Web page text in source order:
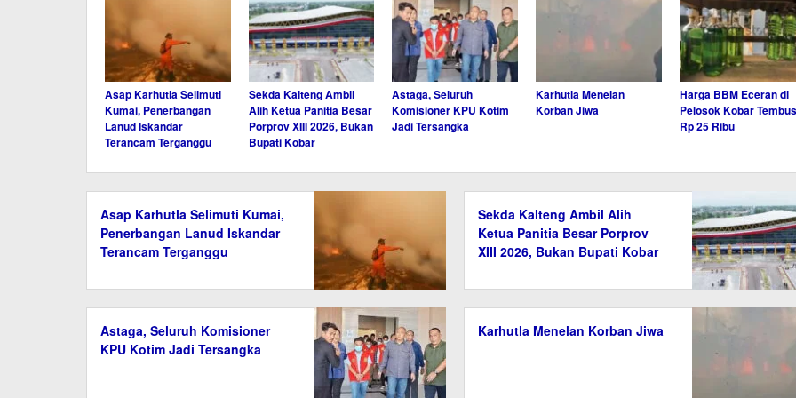
Asap Karhutla Selimuti
Kumai, Penerbangan
Lanud Iskandar
Terancam Terganggu
Sekda Kalteng Ambil
Alih Ketua Panitia Besar
Porprov XIII 2026, Bukan
Bupati Kobar
Astaga, Seluruh
Komisioner KPU Kotim
Jadi Tersangka
Karhutla Menelan
Korban Jiwa
Harga BBM Eceran di
Pelosok Kobar Tembus
Rp 25 Ribu
Asap Karhutla Selimuti Kumai,
Penerbangan Lanud Iskandar
Terancam Terganggu
Sekda Kalteng Ambil Alih
Ketua Panitia Besar Porprov
XIII 2026, Bukan Bupati Kobar
Astaga, Seluruh Komisioner
KPU Kotim Jadi Tersangka
Karhutla Menelan Korban Jiwa